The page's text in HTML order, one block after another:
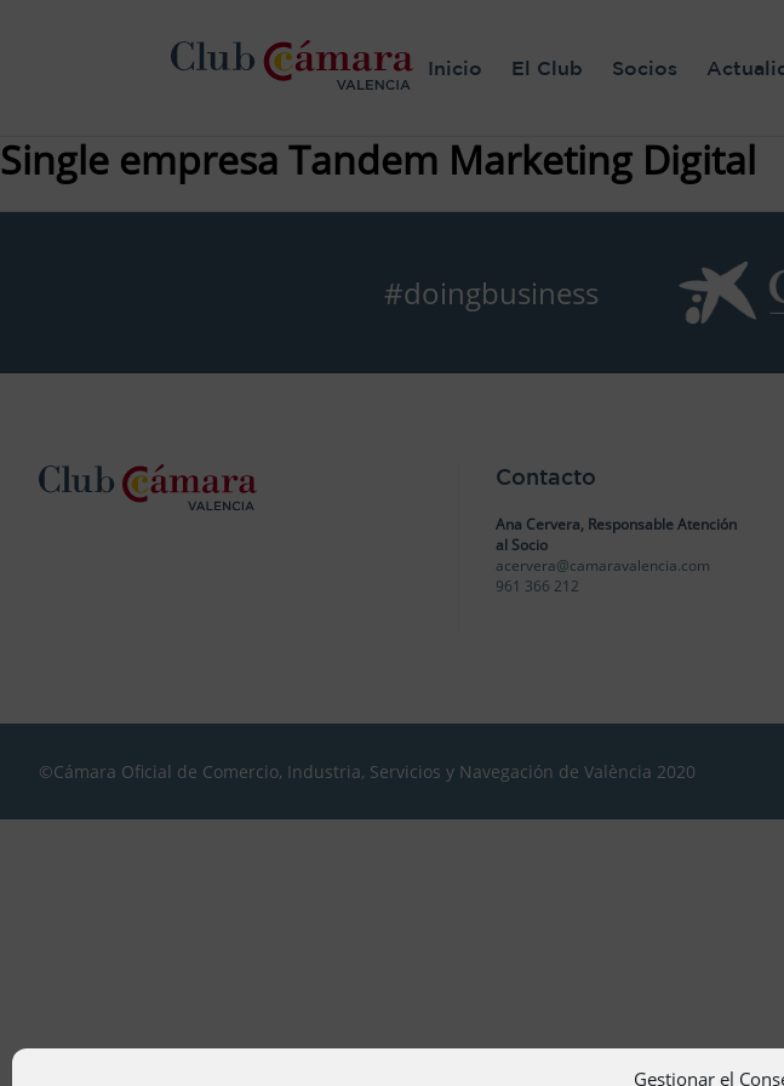
Gestionar el
Inicio El Club Socios
Single empresa Tandem Marketing Digital
#doingbusiness
Contacto
Ana Cervera, Responsable Atención
al Socio
acervera@camaravalencia.com
961 366 212
©Cámara Oficial de Comercio, Industria, Servicios y Navegación de València 2020